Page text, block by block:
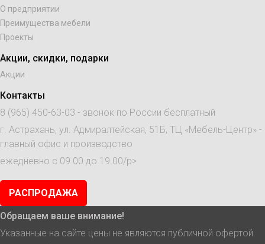
О предприятии
Преимущества мебели
Проекты
Акции, скидки, подарки
Акции
Контакты
8 (965) 450-63-03 - звонок по России бесплатный
г. Астрахань, ул. Адмиралтейская, 51Б, ТЦ «Мебель-Центр» -
главный офис и производство
ежедневно с 09.00 до 19.00/p>
РАСПРОДАЖА
Обращаем ваше внимание!
Указанные на сайте цены не являются публичной офертой.